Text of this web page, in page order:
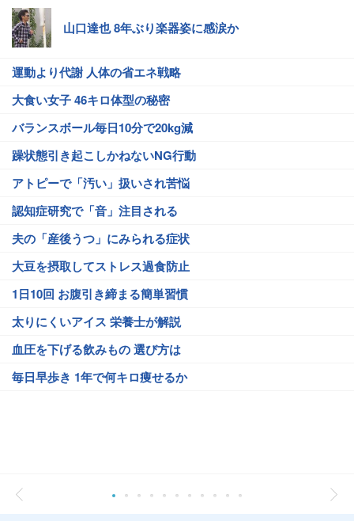
山口達也 8年ぶり楽器姿に感涙か
運動より代謝 人体の省エネ戦略
大食い女子 46キロ体型の秘密
バランスボール毎日10分で20kg減
躁状態引き起こしかねないNG行動
アトピーで「汚い」扱いされ苦悩
認知症研究で「音」注目される
夫の「産後うつ」にみられる症状
大豆を摂取してストレス過食防止
1日10回 お腹引き締まる簡単習慣
太りにくいアイス 栄養士が解説
血圧を下げる飲みもの 選び方は
毎日早歩き 1年で何キロ痩せるか